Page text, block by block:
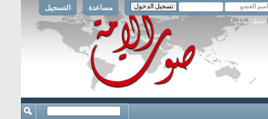
التسجيل مساعدة
حفظ البيانات؟